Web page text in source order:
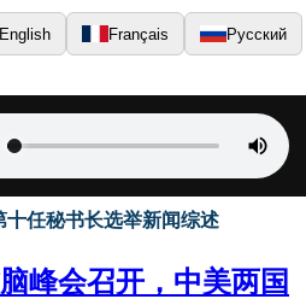
▶
English Français Русский
十任秘书长选举新闻综述
峰会召开，中美两国